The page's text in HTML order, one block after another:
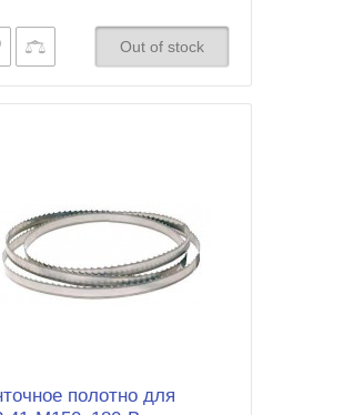
Out of stock
полотно для